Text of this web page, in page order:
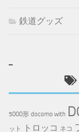
鉄道グッズ
5000形 docomo with
ット
トロッコ ネコ